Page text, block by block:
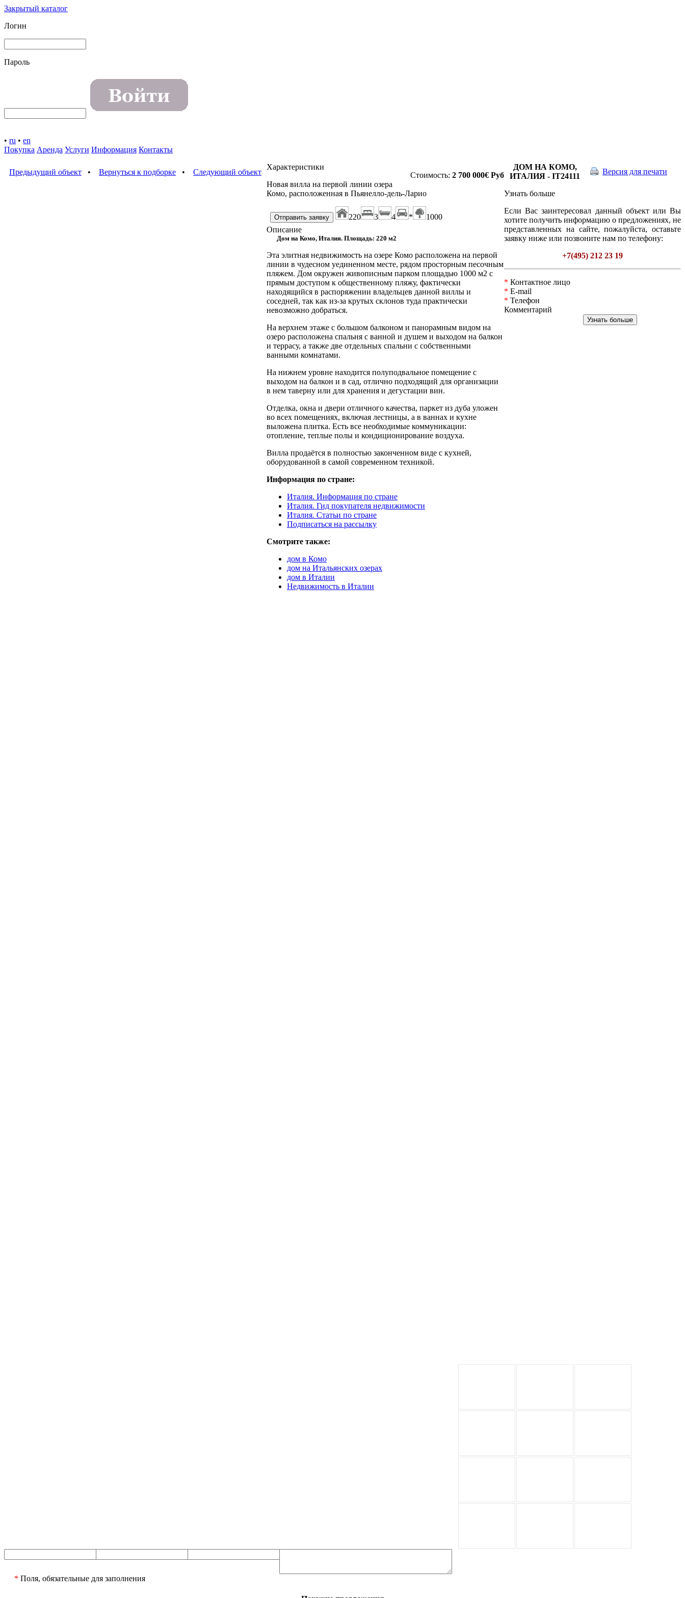
Закрытый каталог
Логин
Пароль
• ru • en
Покупка Аренда Услуги Информация Контакты
Предыдущий объект • Вернуться к подборке • Следующий объект Версия для печати
Стоимость: 2 700 000€ Руб
Характеристики
Новая вилла на первой линии озера
Комо, расположенная в Пьянелло-дель-Ларио
220 3 4 *
1000
Описание
Дом на Комо, Италия. Площадь: 220 м2
Эта элитная недвижимость на озере Комо расположена на первой
линии в чудесном уединенном месте, рядом просторным песочным
пляжем. Дом окружен живописным парком площадью 1000 м2 с
прямым доступом к общественному пляжу, фактически
находящийся в распоряжении владельцев данной виллы и
соседней, так как из-за крутых склонов туда практически
невозможно добраться.
На верхнем этаже с большом балконом и панорамным видом на
озеро расположена спальня с ванной и душем и выходом на балкон
и террасу, а также две отдельных спальни с собственными
ванными комнатами.
На нижнем уровне находится полуподвальное помещение с
выходом на балкон и в сад, отлично подходящий для организации
в нем таверну или для хранения и дегустации вин.
Отделка, окна и двери отличного качества, паркет из дуба уложен
во всех помещениях, включая лестницы, а в ваннах и кухне
выложена плитка. Есть все необходимые коммуникации:
отопление, теплые полы и кондиционирование воздуха.
Вилла продаётся в полностью законченном виде с кухней,
оборудованной в самой современном техникой.
Информация по стране:
Италия. Информация по стране
Италия. Гид покупателя недвижимости
Италия. Статьи по стране
Подписаться на рассылку
Смотрите также:
дом в Комо
дом на Итальянских озерах
дом в Италии
Недвижимость в Италии
ДОМ НА КОМО,
ИТАЛИЯ - IT24111
Узнать больше
Если Вас заинтересовал данный объект или Вы
хотите получить информацию о предложениях, не
представленных на сайте, пожалуйста, оставьте
заявку ниже или позвоните нам по телефону:
+7(495) 212 23 19
* Контактное лицо
* E-mail
* Телефон
Комментарий
* Поля, обязательные для заполнения